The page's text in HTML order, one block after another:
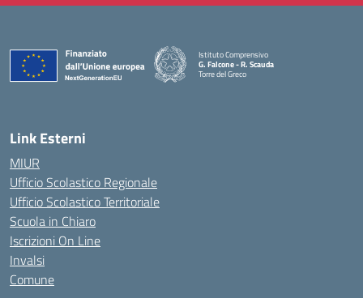
Istituto Comprensivo
G. Falcone - R. Scauda
Torre del Greco
Link Esterni
MIUR
Ufficio Scolastico Regionale
Ufficio Scolastico Territoriale
Scuola in Chiaro
Iscrizioni On Line
Invalsi
Comune